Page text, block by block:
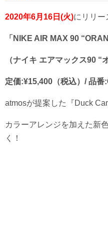
2020年6月16日(火)にリリー
「NIKE AIR MAX 90
（ナイキ エアマックス90 “
定価:¥15,400（税込）/ 品番
atmosが提案した『Duck
カラーアレンジを加えた新
く！